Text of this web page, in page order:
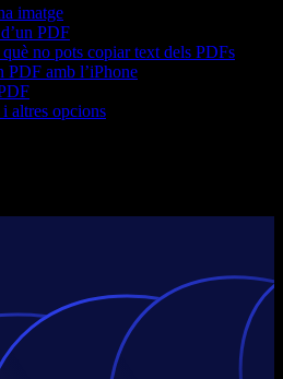
imatge
PDF
no pots copiar text dels PDFs
PDF amb l’iPhone
altres opcions